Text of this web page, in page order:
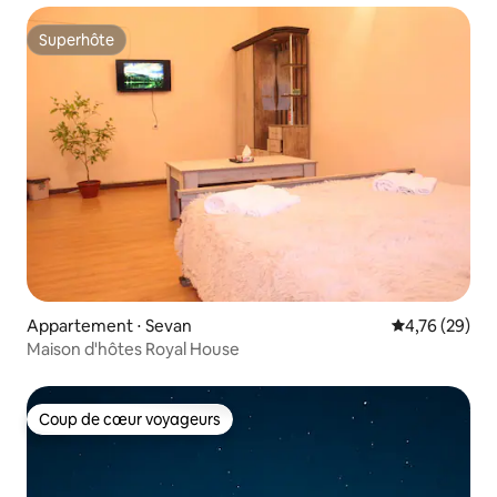
Superhôte
Superhôte
Appartement ⋅ Sevan Évaluation
4,76 (29)
Maison d'hôtes Royal House
Coup de cœur voyageurs
Coup de cœur voyageurs